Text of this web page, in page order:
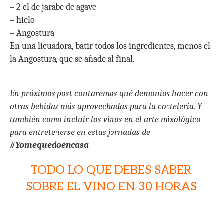
– 2 cl de jarabe de agave
– hielo
– Angostura
En una licuadora, batir todos los ingredientes, menos el
la Angostura, que se añade al final.
En próximos post contaremos qué demonios hacer con
otras bebidas más aprovechadas para la coctelería. Y
también como incluir los vinos en el arte mixológico
para entretenerse en estas jornadas de
#Yomequedoencasa
TODO LO QUE DEBES SABER
SOBRE EL VINO EN 30 HORAS